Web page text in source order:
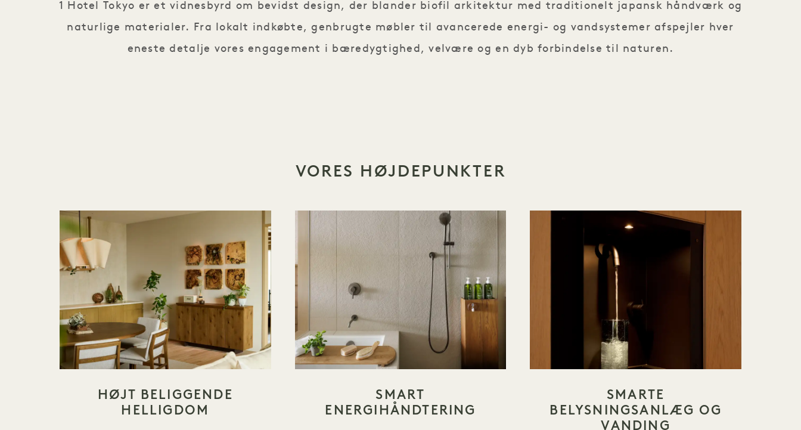
1 Hotel Tokyo er et vidnesbyrd om bevidst design, der blander biofil arkitektur med traditionelt japansk håndværk og
naturlige materialer. Fra lokalt indkøbte, genbrugte møbler til avancerede energi- og vandsystemer afspejler hver
eneste detalje vores engagement i bæredygtighed, velvære og en dyb forbindelse til naturen.
VORES HØJDEPUNKTER
HØJT BELIGGENDE
HELLIGDOM
SMART
ENERGIHÅNDTERING
SMARTE
BELYSNINGSANLÆG OG
VANDING